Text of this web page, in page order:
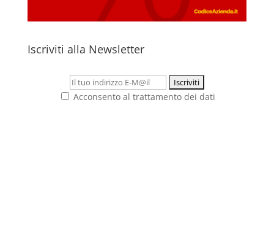
Iscriviti alla Newsletter
Acconsento al trattamento dei dati